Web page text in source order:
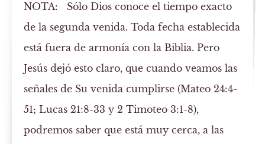
NOTA: Sólo Dios conoce el tiempo exacto
de la segunda venida. Toda fecha establecida
está fuera de armonía con la Biblia. Pero
Jesús dejó esto claro, que cuando veamos las
señales de Su venida cumplirse (Mateo 24:4-
51; Lucas 21:8-33 y 2 Timoteo 3:1-8),
podremos saber que está muy cerca, a las